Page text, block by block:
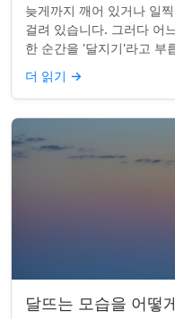
늦게까지 깨어 있거나 일
걸려 있습니다. 그러다 어
한 순간을 '달지기'라고 부
람들은 놓치곤 합니다. 핵심
더 읽기 →
달뜨는 모습을 어떻